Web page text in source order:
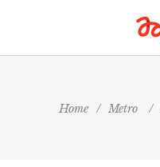
Home / Metro /